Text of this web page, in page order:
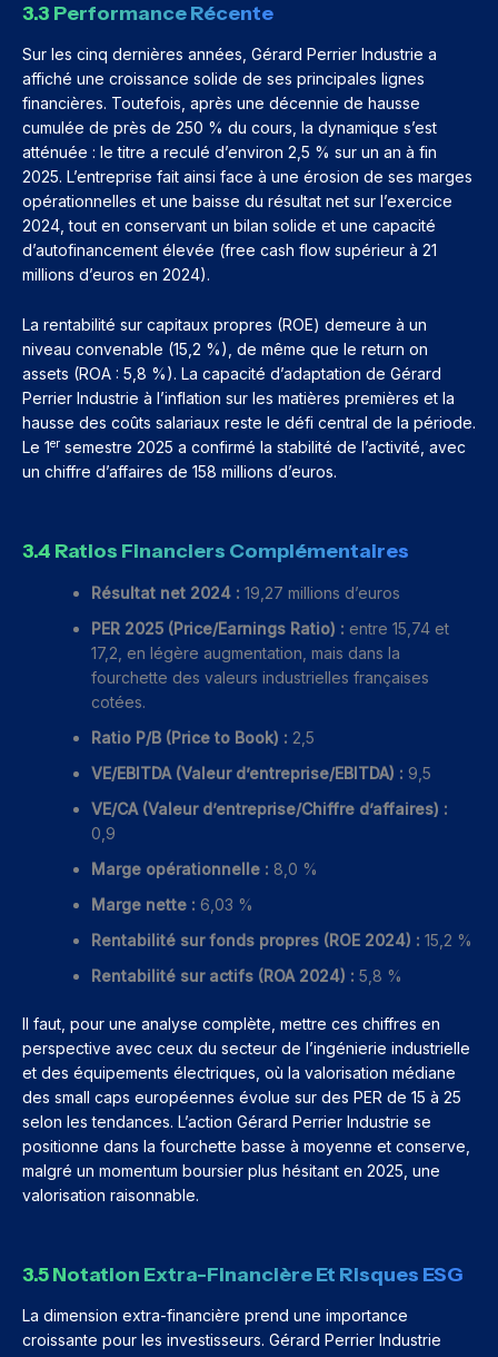
3.3 Performance Récente
Sur les cinq dernières années, Gérard Perrier Industrie a
affiché une croissance solide de ses principales lignes
financières. Toutefois, après une décennie de hausse
cumulée de près de 250 % du cours, la dynamique s’est
atténuée : le titre a reculé d’environ 2,5 % sur un an à fin
2025. L’entreprise fait ainsi face à une érosion de ses marges
opérationnelles et une baisse du résultat net sur l’exercice
2024, tout en conservant un bilan solide et une capacité
d’autofinancement élevée (free cash flow supérieur à 21
millions d’euros en 2024).
La rentabilité sur capitaux propres (ROE) demeure à un
niveau convenable (15,2 %), de même que le return on
assets (ROA : 5,8 %). La capacité d’adaptation de Gérard
Perrier Industrie à l’inflation sur les matières premières et la
hausse des coûts salariaux reste le défi central de la période.
Le 1er semestre 2025 a confirmé la stabilité de l’activité, avec
un chiffre d’affaires de 158 millions d’euros.
3.4 Ratios Financiers Complémentaires
Résultat net 2024 : 19,27 millions d’euros
PER 2025 (Price/Earnings Ratio) : entre 15,74 et
17,2, en légère augmentation, mais dans la
fourchette des valeurs industrielles françaises
cotées.
Ratio P/B (Price to Book) : 2,5
VE/EBITDA (Valeur d’entreprise/EBITDA) : 9,5
VE/CA (Valeur d’entreprise/Chiffre d’affaires) :
0,9
Marge opérationnelle : 8,0 %
Marge nette : 6,03 %
Rentabilité sur fonds propres (ROE 2024) : 15,2 %
Rentabilité sur actifs (ROA 2024) : 5,8 %
Il faut, pour une analyse complète, mettre ces chiffres en
perspective avec ceux du secteur de l’ingénierie industrielle
et des équipements électriques, où la valorisation médiane
des small caps européennes évolue sur des PER de 15 à 25
selon les tendances. L’action Gérard Perrier Industrie se
positionne dans la fourchette basse à moyenne et conserve,
malgré un momentum boursier plus hésitant en 2025, une
valorisation raisonnable.
3.5 Notation Extra-Financière Et Risques ESG
La dimension extra-financière prend une importance
croissante pour les investisseurs. Gérard Perrier Industrie